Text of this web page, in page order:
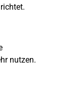
nutzen.